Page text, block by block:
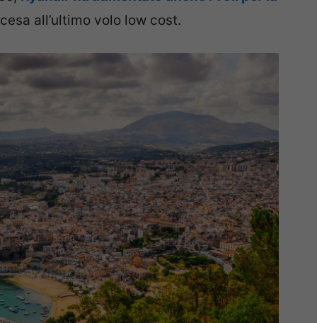
all’ultimo volo low cost.